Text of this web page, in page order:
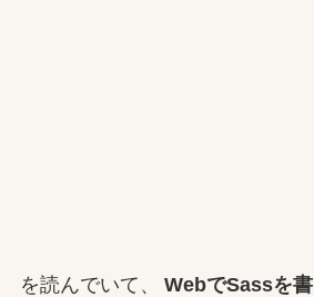
を読んでいて、
WebでSassを